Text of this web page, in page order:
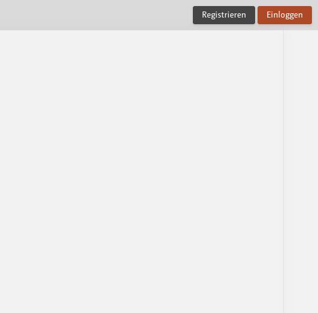
Registrieren Einloggen